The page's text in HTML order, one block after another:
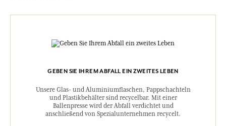
GEBEN SIE IHREM ABFALL EIN ZWEITES LEBEN
Unsere Glas- und Aluminiumflaschen, Pappschachteln
und Plastikbehälter sind recycelbar. Mit einer
Ballenpresse wird der Abfall verdichtet und
anschließend von Spezialunternehmen recycelt.